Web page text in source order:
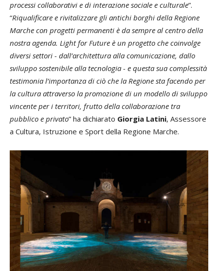
processi collaborativi e di interazione sociale e culturale”.
“Riqualificare e rivitalizzare gli antichi borghi della Regione
Marche con progetti permanenti è da sempre al centro della
nostra agenda. Light for Future è un progetto che coinvolge
diversi settori - dall’architettura alla comunicazione, dallo
sviluppo sostenibile alla tecnologia - e questa sua complessità
testimonia l’importanza di ciò che la Regione sta facendo per
la cultura attraverso la promozione di un modello di sviluppo
vincente per i territori, frutto della collaborazione tra
pubblico e privato” ha dichiarato Giorgia Latini, Assessore
a Cultura, Istruzione e Sport della Regione Marche.